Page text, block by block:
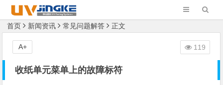
首页 新闻资讯 常见问题解答 正文
收纸单元菜单上的故障标符
119
A+